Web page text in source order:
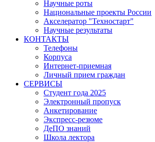
Научные роты
Национальные проекты России
Акселератор "Техностарт"
Научные результаты
КОНТАКТЫ
Телефоны
Корпуса
Интернет-приемная
Личный прием граждан
СЕРВИСЫ
Студент года 2025
Электронный пропуск
Анкетирование
Экспресс-резюме
ДеПО знаний
Школа лектора